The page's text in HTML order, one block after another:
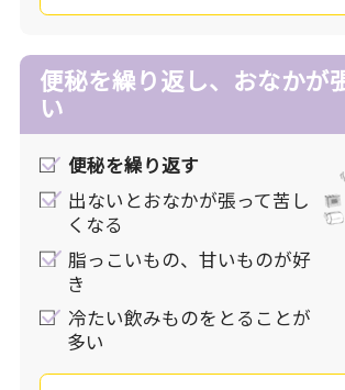
便秘を繰り返し、おなかが
い
便秘を繰り返す
出ないとおなかが張って苦し
くなる
脂っこいもの、甘いものが好
き
冷たい飲みものをとることが
多い